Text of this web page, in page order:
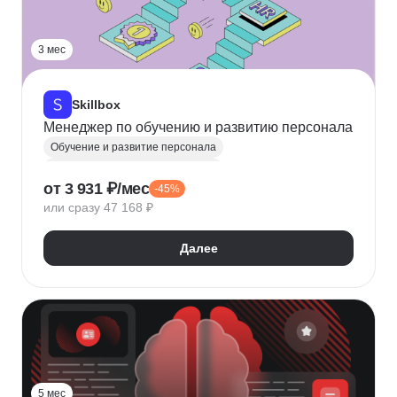
3 мес
Skillbox
Менеджер по обучению и развитию персонала
Обучение и развитие персонала
Адаптация персонала
Оценка hard skills
Оценка soft skills
Оценка вовлеченности
Менеджер по персоналу
Оценка выгорания
от 3 931 ₽/мес -45%
или сразу 47 168 ₽
Далее
5 мес